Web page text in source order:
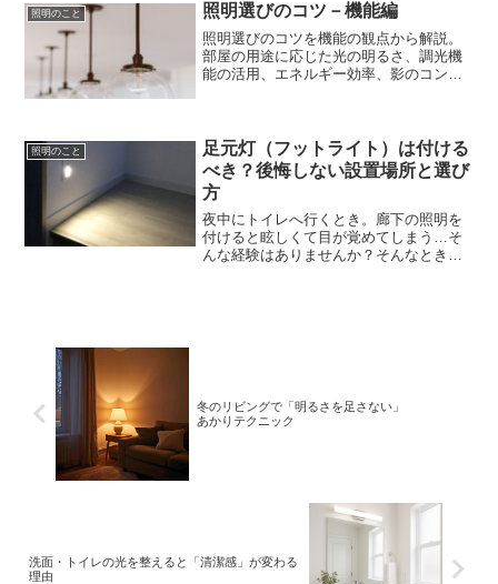
照明のこと 照明選びのコツ－機能編
照明選びのコツを機能の観点から解説。
部屋の用途に応じた光の明るさ、調光機
能の活用、エネルギー効率、影のコント
照明のこと
足元灯（フットライト）は付ける
べき？後悔しない設置場所と選び
方
夜中にトイレへ行くとき。廊下の照明を
付けると眩しくて目が覚めてしまう…そ
んな経験はありませんか？そんなときに
冬のリビングで「明るさを足さない」
あかりテクニック
洗面・トイレの光を整えると「清潔感」が変わる
理由